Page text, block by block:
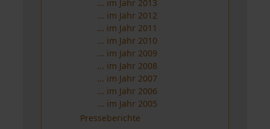
... im Jahr 2013
... im Jahr 2012
... im Jahr 2011
... im Jahr 2010
... im Jahr 2009
... im Jahr 2008
... im Jahr 2007
... im Jahr 2006
... im Jahr 2005
Presseberichte